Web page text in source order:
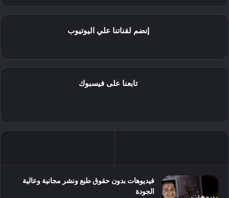
إنضم لقناتنا علي اليوتيوب
تابعنا على فيسبوك
فيديوهات بدون حقوق طبع ونشر مجانية وعالية
الجودة